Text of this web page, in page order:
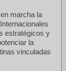
marcha la
estratégicos y
la
vinculadas